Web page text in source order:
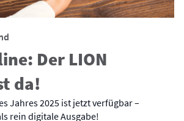
Der LION
da!
Jahres 2025 ist jetzt verfügbar –
rein digitale Ausgabe!